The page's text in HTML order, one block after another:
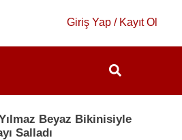
Giriş Yap / Kayıt Ol
Beyaz Bikinisiyle
Salladı